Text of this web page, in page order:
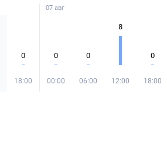
0
18:00
07 авг
0
00:00
0
06:00
8
12:00
0
18:00